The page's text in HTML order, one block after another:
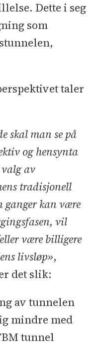
Dette i seg
som
taler
skal man se på
og hensynta
av
tradisjonell
ganger kan være
vil
være billigere
livsløp»,
det slik:
av tunnelen
mindre med
tunnel